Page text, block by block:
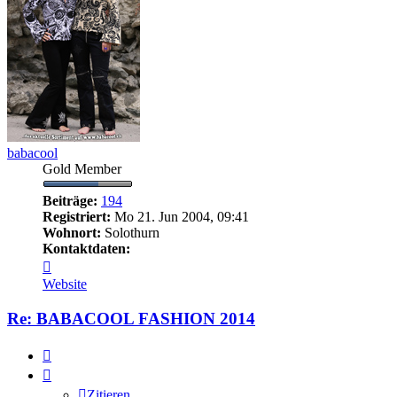
babacool
Gold Member
Beiträge: 194
Registriert: Mo 21. Jun 2004, 09:41
Wohnort: Solothurn
Kontaktdaten:
von
babacool
Website
Re: BABACOOL FASHION 2014